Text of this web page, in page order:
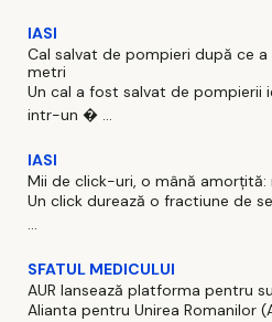
IASI
Cal salvat de pompieri după ce
metri
Un cal a fost salvat de pompierii
intr-un � ...
IASI
Mii de click-uri, o mână amorțită:
Un click durează o fractiune de
...
SFATUL MEDICULUI
AUR lansează platforma pentru
Alianta pentru Unirea Romanilor